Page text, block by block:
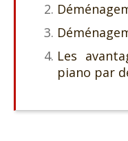
Les
piano par